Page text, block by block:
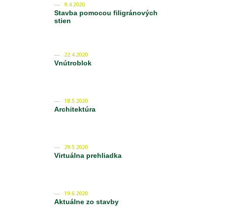
9.4.2020
Stavba pomocou filigránových
stien
22.4.2020
Vnútroblok
18.5.2020
Architektúra
29.5.2020
Virtuálna prehliadka
19.6.2020
Aktuálne zo stavby